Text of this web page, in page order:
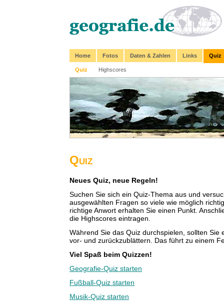
Home Fotos Daten & Zahlen Links Quiz
Quiz Highscores
Quiz
Neues Quiz, neue Regeln!
Suchen Sie sich ein Quiz-Thema aus und
ausgewählten Fragen so viele wie möglich
richtige Anwort erhalten Sie einen Punkt.
die Highscores eintragen.
Während Sie das Quiz durchspielen, sollten Sie
vor- und zurückzublättern. Das führt zu einem
Viel Spaß beim Quizzen!
Geografie-Quiz starten
Fußball-Quiz starten
Musik-Quiz starten